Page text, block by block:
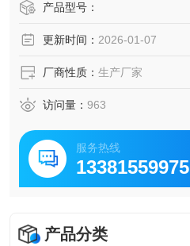
产品型号：
更新时间： 2026-01-07
厂商性质： 生产厂家
访问量： 963
服务热线
13381559975
产品分类